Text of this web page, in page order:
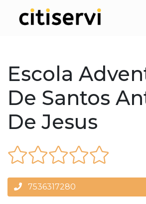
Escola
De Santos
De Jesus
7536317280